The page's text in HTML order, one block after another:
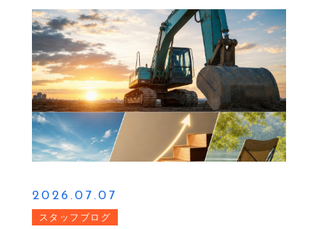
2026.07.07
スタッフブログ